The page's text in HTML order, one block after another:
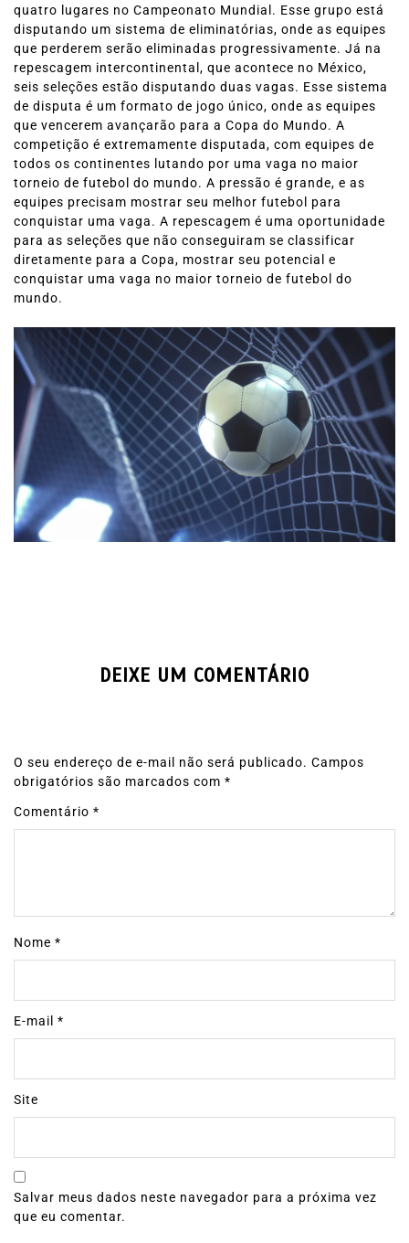
quatro lugares no Campeonato Mundial. Esse grupo está
disputando um sistema de eliminatórias, onde as equipes
que perderem serão eliminadas progressivamente. Já na
repescagem intercontinental, que acontece no México,
seis seleções estão disputando duas vagas. Esse sistema
de disputa é um formato de jogo único, onde as equipes
que vencerem avançarão para a Copa do Mundo. A
competição é extremamente disputada, com equipes de
todos os continentes lutando por uma vaga no maior
torneio de futebol do mundo. A pressão é grande, e as
equipes precisam mostrar seu melhor futebol para
conquistar uma vaga. A repescagem é uma oportunidade
para as seleções que não conseguiram se classificar
diretamente para a Copa, mostrar seu potencial e
conquistar uma vaga no maior torneio de futebol do
mundo.
DEIXE UM COMENTÁRIO
O seu endereço de e-mail não será publicado. Campos
obrigatórios são marcados com *
Comentário *
Nome *
E-mail *
Site
Salvar meus dados neste navegador para a próxima vez
que eu comentar.